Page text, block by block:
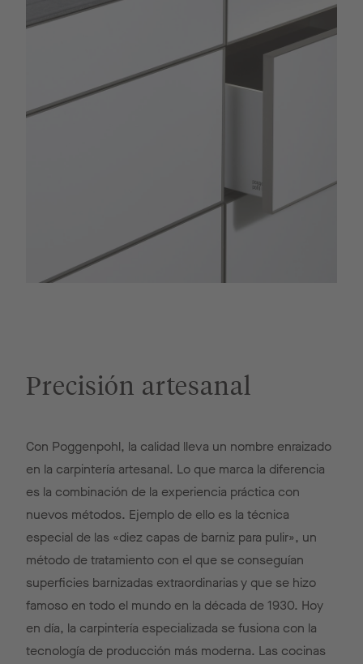
Precisión artesanal
Con Poggenpohl, la calidad lleva un nombre enraizado
en la carpintería artesanal. Lo que marca la diferencia
es la combinación de la experiencia práctica con
nuevos métodos. Ejemplo de ello es la técnica
especial de las «diez capas de barniz para pulir», un
método de tratamiento con el que se conseguían
superficies barnizadas extraordinarias y que se hizo
famoso en todo el mundo en la década de 1930. Hoy
en día, la carpintería especializada se fusiona con la
tecnología de producción más moderna. Las cocinas